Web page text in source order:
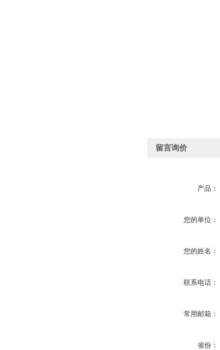
留言询价
产品：
您的单位：
您的姓名：
联系电话：
常用邮箱：
省份：